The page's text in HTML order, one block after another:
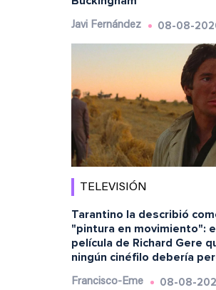
Javi Fernández 08-08-
TELEVISIÓN
Tarantino la describió
"pintura en movimiento":
película de Richard Gere
ningún cinéfilo debería
Francisco-Eme 08-08-